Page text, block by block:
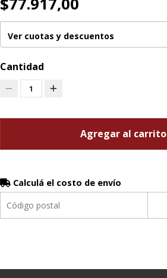
Ver cuotas y descuentos
Cantidad
1
Agregar al carrito
Calculá el costo de envío